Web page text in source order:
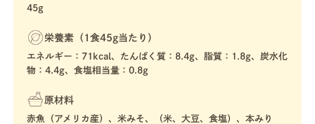
45g
栄養素（1食45g当たり）
エネルギー：71kcal、たんぱく質：8.4g、脂質：1.8g、炭水化
物：4.4g、食塩相当量：0.8g
原材料
赤魚（アメリカ産）、米みそ、（米、大豆、食塩）、本みり